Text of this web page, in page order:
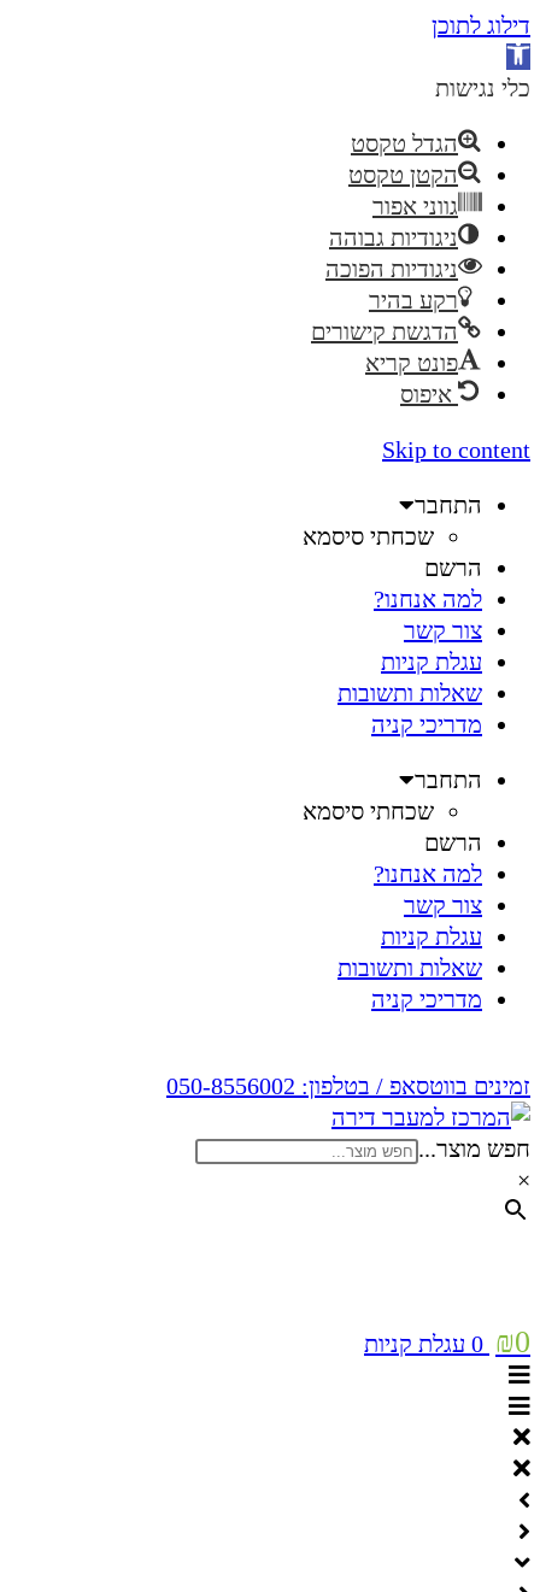
דילוג לתוכן
פתח
סרגל
כלי נגישות
הגדל טקסט
הקטן טקסט
גווני אפור
ניגודיות גבוהה
ניגודיות הפוכה
רקע בהיר
הדגשת קישורים
פונט קריא
איפוס
Skip to content
התחבר
שכחתי סיסמא
הרשם
למה אנחנו?
צור קשר
עגלת קניות
שאלות ותשובות
מדריכי קניה
התחבר
שכחתי סיסמא
הרשם
למה אנחנו?
צור קשר
עגלת קניות
שאלות ותשובות
מדריכי קניה
זמינים בווטסאפ / בטלפון: 050-8556002
חפש מוצר...
×
₪0
0 עגלת קניות